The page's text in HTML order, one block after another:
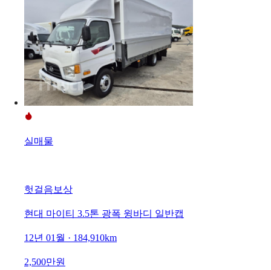
실매물
헛걸음보상
현대 마이티 3.5톤 광폭 윙바디 일반캡
12년 01월 · 184,910km
2,500만원